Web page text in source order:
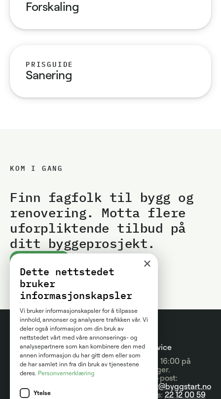
Forskaling
PRISGUIDE
Sanering
KOM I GANG
Finn fagfolk til bygg og
renovering. Motta flere
uforpliktende tilbud på
ditt byggeprosjekt.
Prosjektguider
Prisguider
Artikler
Nyheter
For
entreprenører
Om tjenesten
Kundeservice
09:00 - 16:00 på
hverdager.
Send e-post:
kontakt@byggstart.no
Ring oss: 22 12 00 59
×
Dette nettstedet
bruker
informasjonskapsler
Vi bruker informasjonskapsler for å tilpasse
innhold, annonser og analysere trafikken vår. Vi
deler også informasjon om din bruk av
nettstedet vårt med våre annonserings- og
analysepartnere som kan kombinere den med
annen informasjon du har gitt dem eller som
de har samlet inn fra din bruk av tjenestene
deres. Personvernerklæring
Ytelse